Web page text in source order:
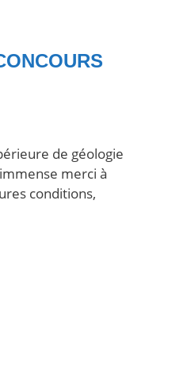
de géologie
merci à
conditions,